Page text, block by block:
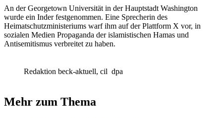
An der Georgetown Universität in der Hauptstadt Washington
wurde ein Inder festgenommen. Eine Sprecherin des
Heimatschutzministeriums warf ihm auf der Plattform X vor, in
sozialen Medien Propaganda der islamistischen Hamas und
Antisemitismus verbreitet zu haben.
Redaktion beck-aktuell, cil dpa
Mehr zum Thema